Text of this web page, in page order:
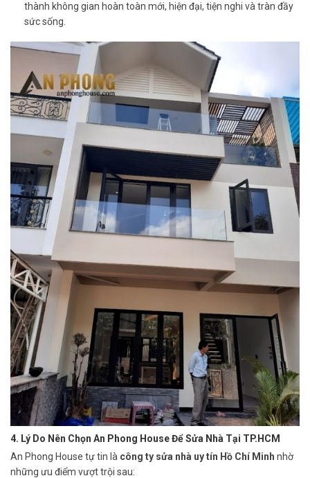
thành không gian hoàn toàn mới, hiện đại, tiện nghi và tràn đầy
sức sống.
4. Lý Do Nên Chọn An Phong House Để Sửa Nhà Tại TP.HCM
An Phong House tự tin là công ty sửa nhà uy tín Hồ Chí Minh nhờ
những ưu điểm vượt trội sau: